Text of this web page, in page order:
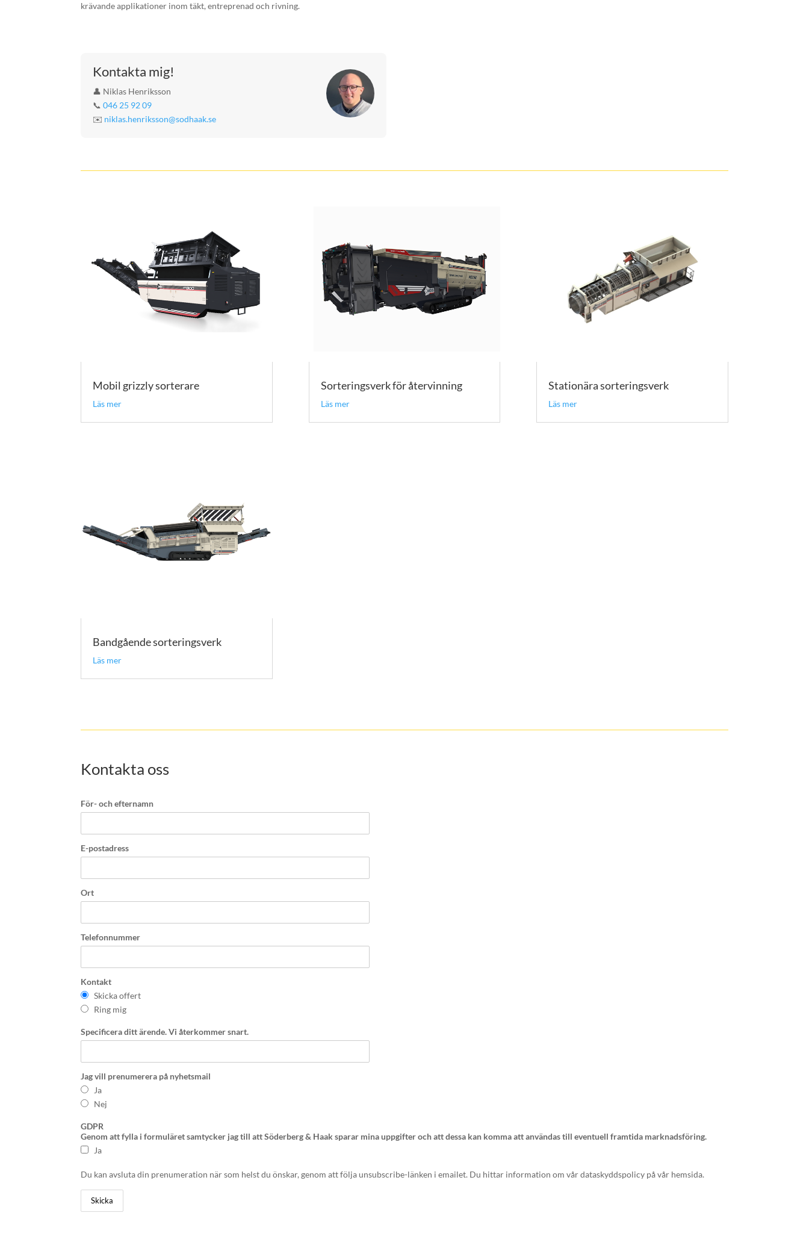
krävande applikationer inom täkt, entreprenad och rivning.
Kontakta mig!
👤 Niklas Henriksson
📞046 25 92 09
✉️ niklas.henriksson@sodhaak.se
Mobil grizzly sorterare
Läs mer
Bandgående sorteringsverk
Läs mer
Sorteringsverk för återvinning
Läs mer
Stationära sorteringsverk
Läs mer
Kontakta oss
För- och efternamn
E-postadress
Ort
Telefonnummer
Kontakt
Skicka offert
Ring mig
Specificera ditt ärende. Vi återkommer snart.
Jag vill prenumerera på nyhetsmail
Ja
Nej
GDPR
Genom att fylla i formuläret samtycker jag till att Söderberg & Haak sparar mina uppgifter och att dessa kan komma att användas till eventuell framtida marknadsföring.
Ja
Du kan avsluta din prenumeration när som helst du önskar, genom att följa unsubscribe-länken i emailet. Du hittar information om vår dataskyddspolicy på vår hemsida.